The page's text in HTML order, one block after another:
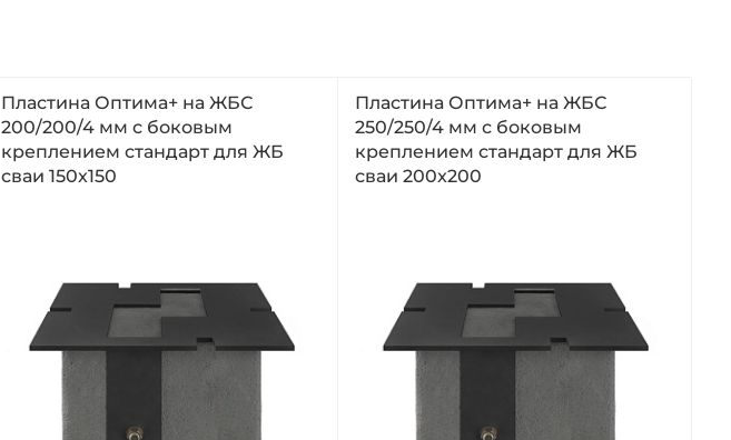
Пластина Оптима+ на ЖБС
200/200/4 мм с боковым
креплением стандарт для ЖБ
сваи 150x150
Пластина Оптима+ на ЖБС
250/250/4 мм с боковым
креплением стандарт для ЖБ
сваи 200x200